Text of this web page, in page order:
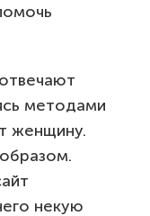
методами
женщину.
некую